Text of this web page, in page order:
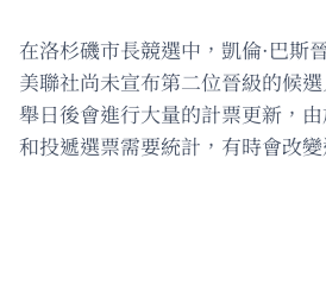
在洛杉磯市長競選中，凱倫·巴斯
美聯社尚未宣布第二位晉級的候
舉日後會進行大量的計票更新，
和投遞選票需要統計，有時會改變